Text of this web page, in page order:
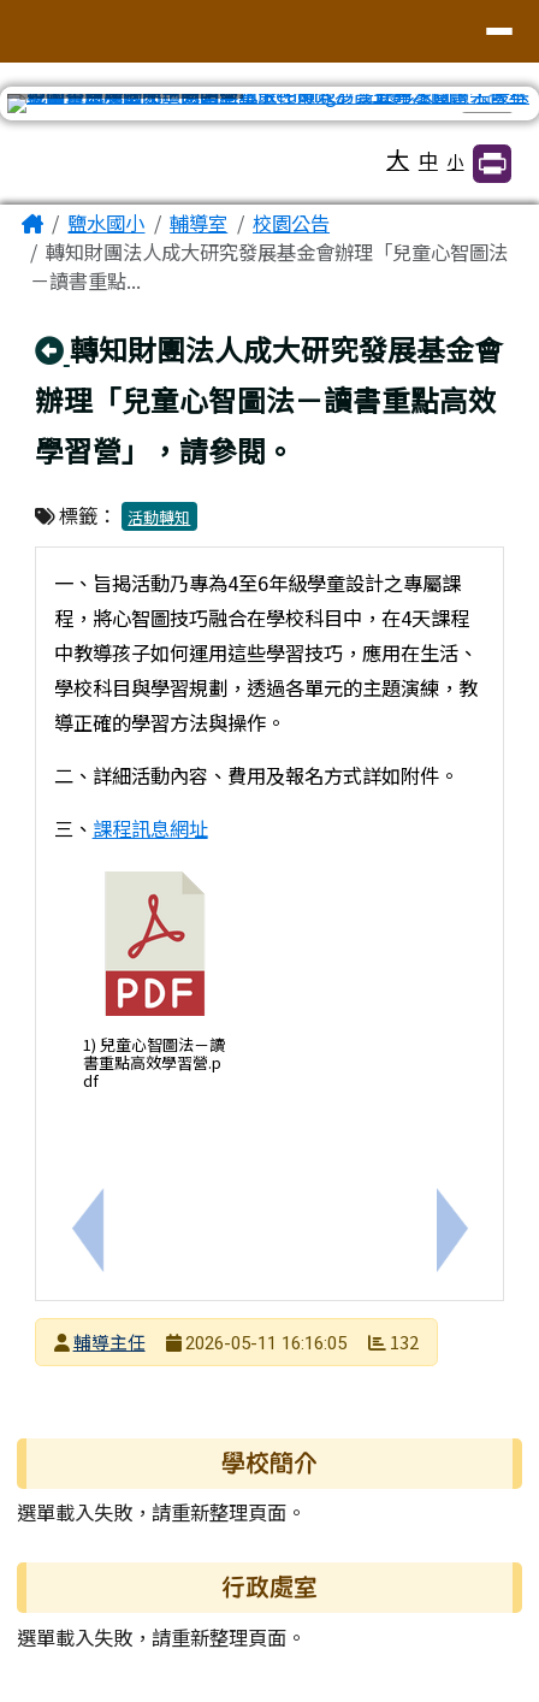
大 中 小
主內容區域
Home鹽水國小 輔導室
校園公告
轉知財團法人成大研究發展基金會辦理「兒童心智圖法
－讀書重點...
回上頁
轉知財團法人成大研究發展基金會
辦理「兒童心智圖法－讀書重點高效
學習營」，請參閱。
標籤： 活動轉知
上一筆：轉知臺南市政府社會局「2026年臺南市身
一、旨揭活動乃專為4至6年級學童設計之專屬課
程，將心智圖技巧融合在學校科目中，在4天課程
中教導孩子如何運用這些學習技巧，應用在生活、
學校科目與學習規劃，透過各單元的主題演練，教
導正確的學習方法與操作。
二、詳細活動內容、費用及報名方式詳如附件。
三、 課程訊息網址
1) 兒童心智圖法－讀
書重點高效學習營.p
df
下一筆：
發布者
輔導主任
2026-05-11 16:16:05 132
左邊區域內容 學校簡介
選單載入失敗，請重新整理頁面。
行政處室
選單載入失敗，請重新整理頁面。
頁尾區域